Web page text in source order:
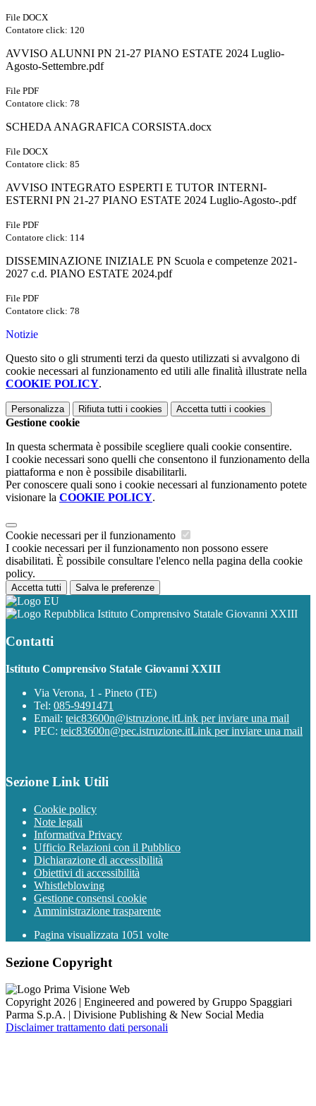
File DOCX
Contatore click: 120
AVVISO ALUNNI PN 21-27 PIANO ESTATE 2024 Luglio-
Agosto-Settembre.pdf
File PDF
Contatore click: 78
SCHEDA ANAGRAFICA CORSISTA.docx
File DOCX
Contatore click: 85
AVVISO INTEGRATO ESPERTI E TUTOR INTERNI-
ESTERNI PN 21-27 PIANO ESTATE 2024 Luglio-Agosto-.pdf
File PDF
Contatore click: 114
DISSEMINAZIONE INIZIALE PN Scuola e competenze 2021-
2027 c.d. PIANO ESTATE 2024.pdf
File PDF
Contatore click: 78
Notizie
Questo sito o gli strumenti terzi da questo utilizzati si avvalgono di
cookie necessari al funzionamento ed utili alle finalità illustrate nella
COOKIE POLICY.
Personalizza Rifiuta tutti i cookies Accetta tutti i cookies
Gestione cookie
In questa schermata è possibile scegliere quali cookie consentire.
I cookie necessari sono quelli che consentono il funzionamento della
piattaforma e non è possibile disabilitarli.
Per conoscere quali sono i cookie necessari al funzionamento potete
visionare la COOKIE POLICY.
Cookie necessari per il funzionamento
I cookie necessari per il funzionamento non possono essere
disabilitati. È possibile consultare l'elenco nella pagina della cookie
policy.
Accetta tutti Salva le preferenze
Istituto Comprensivo Statale Giovanni XXIII
Contatti
Istituto Comprensivo Statale Giovanni XXIII
Via Verona, 1 - Pineto (TE)
Tel: 085-9491471
Email: teic83600n@istruzione.itLink per inviare una mail
PEC: teic83600n@pec.istruzione.itLink per inviare una mail
Sezione Link Utili
Cookie policy
Note legali
Informativa Privacy
Ufficio Relazioni con il Pubblico
Dichiarazione di accessibilità
Obiettivi di accessibilità
Whistleblowing
Gestione consensi cookie
Amministrazione trasparente
Pagina visualizzata 1051 volte
Sezione Copyright
Copyright 2026 | Engineered and powered by Gruppo Spaggiari
Parma S.p.A. | Divisione Publishing & New Social Media
Disclaimer trattamento dati personali